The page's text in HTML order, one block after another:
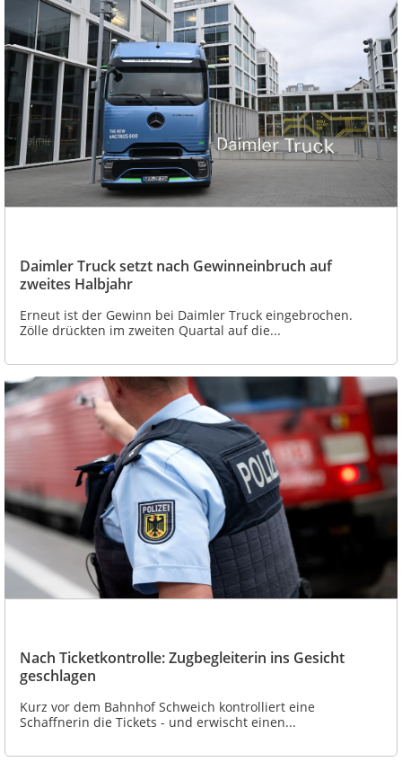
Daimler Truck setzt nach Gewinneinbruch auf
zweites Halbjahr
Erneut ist der Gewinn bei Daimler Truck eingebrochen.
Zölle drückten im zweiten Quartal auf die...
Nach Ticketkontrolle: Zugbegleiterin ins Gesicht
geschlagen
Kurz vor dem Bahnhof Schweich kontrolliert eine
Schaffnerin die Tickets - und erwischt einen...